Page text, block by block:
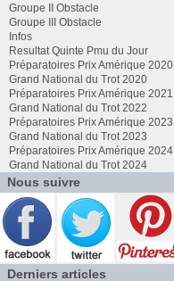
Groupe II Obstacle
Groupe III Obstacle
Infos
Resultat Quinte Pmu du Jour
Préparatoires Prix Amérique 2020
Grand National du Trot 2020
Préparatoires Prix Amérique 2021
Grand National du Trot 2022
Préparatoires Prix Amérique 2023
Grand National du Trot 2023
Préparatoires Prix Amérique 2024
Grand National du Trot 2024
Nous suivre
Derniers articles